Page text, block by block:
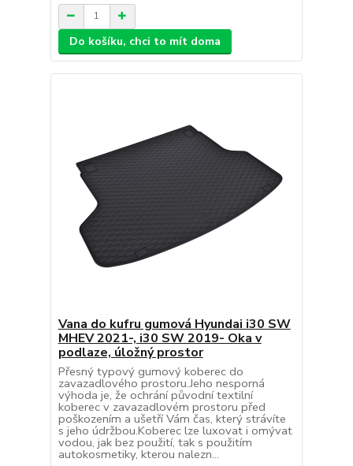
Do košíku, chci to mít doma
Vana do kufru gumová Hyundai i30 SW
MHEV 2021-, i30 SW 2019- Oka v
podlaze, úložný prostor
Přesný typový gumový koberec do
zavazadlového prostoru.Jeho nesporná
výhoda je, že ochrání původní textilní
koberec v zavazadlovém prostoru před
poškozením a ušetří Vám čas, který strávíte
s jeho údržbou.Koberec lze luxovat i omývat
vodou, jak bez použití, tak s použitím
autokosmetiky, kterou nalezn...